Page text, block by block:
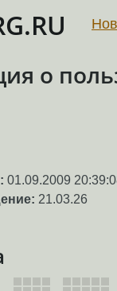
о
01.09.2009
21.03.26